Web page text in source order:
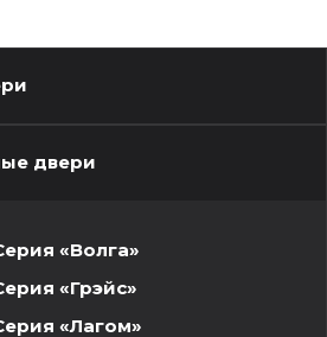
двери
«Волга»
«Грэйс»
«Лагом»